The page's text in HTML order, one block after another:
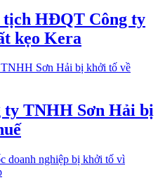
HĐQT Công ty
kẹo Kera
ty TNHH Sơn Hải bị